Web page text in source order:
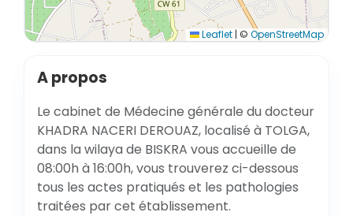
Leaflet | © OpenStreetMap
A propos
Le cabinet de Médecine générale du docteur
KHADRA NACERI DEROUAZ, localisé à TOLGA,
dans la wilaya de BISKRA vous accueille de
08:00h à 16:00h, vous trouverez ci-dessous
tous les actes pratiqués et les pathologies
traitées par cet établissement.